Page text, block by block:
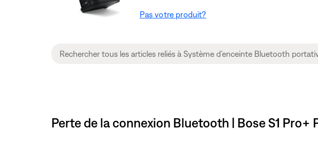
Pas votre produit?
Perte de la connexion Bluetooth | Bose S1